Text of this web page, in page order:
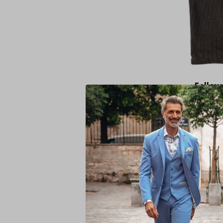
Half
Half
Tuck
Brown
-141)
99,95€